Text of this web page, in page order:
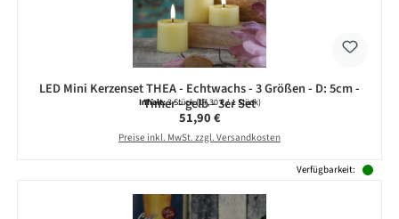
LED Mini Kerzenset THEA - Echtwachs - 3 Größen - D: 5cm -
Timer - gelb - 3er Set
Inhalt:3 Stück(17,30 € / 1 Stück)
Regulärer Preis:
51,90 €
Preise inkl. MwSt. zzgl. Versandkosten
Verfügbarkeit: